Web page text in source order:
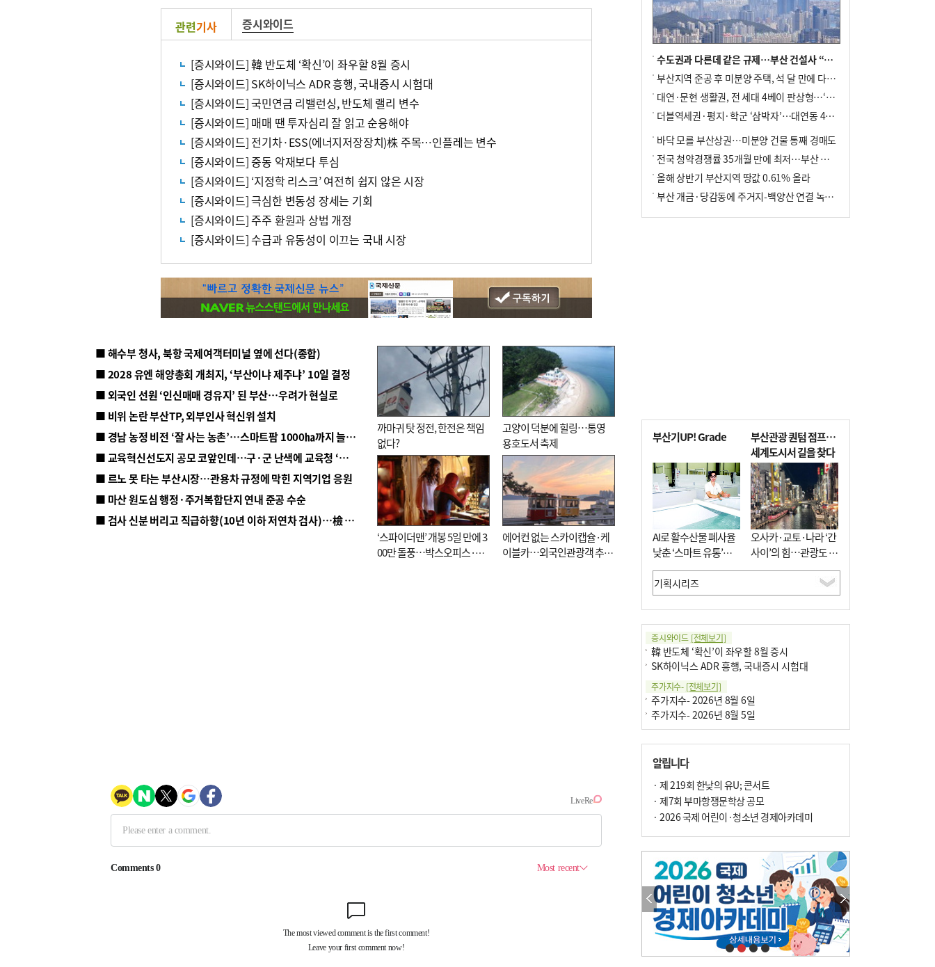
관련기사 증시와이드
[증시와이드] 韓 반도체 ‘확신’이 좌우할 8월 증시
[증시와이드] SK하이닉스 ADR 흥행, 국내증시 시험대
[증시와이드] 국민연금 리밸런싱, 반도체 랠리 변수
[증시와이드] 매매 땐 투자심리 잘 읽고 순응해야
[증시와이드] 전기차·ESS(에너지저장장치)株 주목…인플레는 변수
[증시와이드] 중동 악재보다 투심
[증시와이드] ‘지정학 리스크’ 여전히 쉽지 않은 시장
[증시와이드] 극심한 변동성 장세는 기회
[증시와이드] 주주 환원과 상법 개정
[증시와이드] 수급과 유동성이 이끄는 국내 시장
■ 해수부 청사, 북항 국제여객터미널 옆에 선다(종합)
■ 2028 유엔 해양총회 개최지, ‘부산이냐 제주냐’ 10일 결정
■ 외국인 선원 ‘인신매매 경유지’ 된 부산…우려가 현실로
■ 비위 논란 부산TP, 외부인사 혁신위 설치
■ 경남 농정 비전 ‘잘 사는 농촌’…스마트팜 1000㏊까지 늘린다
■ 교육혁신선도지 공모 코앞인데…구·군 난색에 교육청 ‘쩔쩔’
■ 르노 못 타는 부산시장…관용차 규정에 막힌 지역기업 응원
■ 마산 원도심 행정·주거복합단지 연내 준공 수순
■ 검사 신분 버리고 직급하향(10년 이하 저연차 검사)…檢 중수청행 기피
까마귀 탓 정전, 한전은 책임
없다?
고양이 덕분에 힐링…통영
용호도서 축제
‘스파이더맨’ 개봉 5일 만에 3
00만 돌풍…박스오피스·예
에어컨 없는 스카이캡슐·케
이블카…외국인관광객 추억
수도권과 다른데 같은 규제…부산 건설사 “쓰러지기 직전”
부산지역 준공 후 미분양 주택, 석 달 만에 다시 3000가구 넘어서
대연·문현 생활권, 전 세대 4베이 판상형…‘더샵 트리센트’ 내달 분양
더블역세권·평지·학군 ‘삼박자’…대연동 42층 브랜드 단지
바닥 모를 부산상권…미분양 건물 통째 경매도
전국 청약경쟁률 35개월 만에 최저…부산 미분양 ‘적체’ 심화
올해 상반기 부산지역 땅값 0.61% 올라
부산 개금·당감동에 주거지-백양산 연결 녹지 조성
부산기UP! Grade
AI로 활수산물 폐사율
낮춘 ‘스마트 유통’…
사막·산악지대 수출
도전
부산관광 퀀텀 점프…
세계도시서 길을 찾다
오사카·교토·나라 ‘간
사이’의 힘…관광도 뭉
쳐야 흥한다
증시와이드 [전체보기]
韓 반도체 ‘확신’이 좌우할 8월 증시
SK하이닉스 ADR 흥행, 국내증시 시험대
주가지수- [전체보기]
주가지수- 2026년 8월 6일
주가지수- 2026년 8월 5일
알립니다
· 제 219회 한낮의 유U; 콘서트
· 제7회 부마항쟁문학상 공모
· 2026 국제 어린이·청소년 경제아카데미